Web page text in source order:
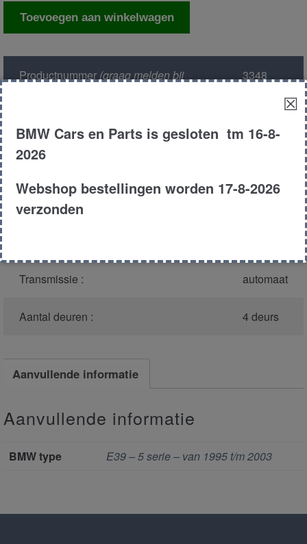
Remklauw
Toevoegen aan winkelwagen
Productnummer(graag melden bij
3348
Model : E39
Type :
Transmissie : automaat
Aantal deuren : 4 deurs
Aanvullende informatie
Aanvullende informatie
BMW type E39 – 5 serie – van 1995 t/m 2003
☒
BMW Cars en Parts is gesloten tm 16-8-
2026
Webshop bestellingen worden 17-8-2026
verzonden